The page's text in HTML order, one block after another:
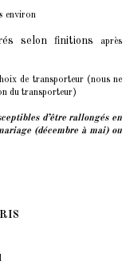
environ
selon finitions
après
de transporteur (nous ne
du transporteur)
d’être rallongés en
(décembre à mai) ou